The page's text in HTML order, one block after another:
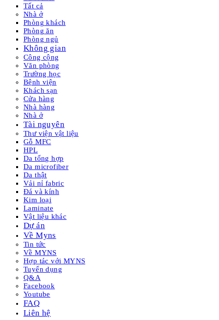
Tất cả
Nhà ở
Phòng khách
Phòng ăn
Phòng ngủ
Không gian
Công cộng
Văn phòng
Trường học
Bệnh viện
Khách sạn
Cửa hàng
Nhà hàng
Nhà ở
Tài nguyên
Thư viện vật liệu
Gỗ MFC
HPL
Da tổng hợp
Da microfiber
Da thật
Vải nỉ fabric
Đá và kính
Kim loại
Laminate
Vật liệu khác
Dự án
Về Myns
Tin tức
Về MYNS
Hợp tác với MYNS
Tuyển dụng
Q&A
Facebook
Youtube
FAQ
Liên hệ